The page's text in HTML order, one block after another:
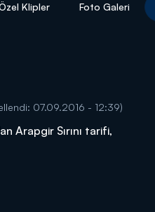
Klipler Foto Galeri
07.09.2016 - 12:39)
Arapgir Sırını tarifi,